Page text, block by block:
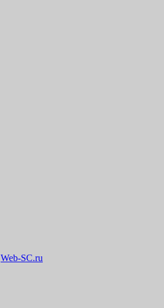
Web-SC.ru